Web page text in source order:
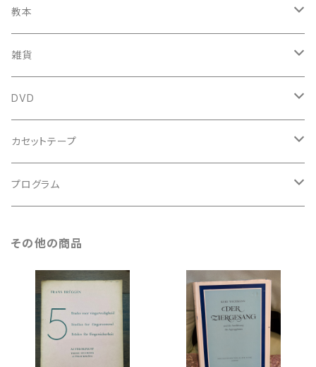
鍋島元子関連LP
中古LP
中古本
新古本
古楽以外
中古本
中古本
古楽関係
スコア
鍵盤用
古楽以外
スコア
教本
古楽関係
古楽以外
雑貨
トートバッグ
バロック
ルネサンス
DVD
古楽
古楽以外
カセットテープ
古楽
プログラム
古楽以外
その他の商品